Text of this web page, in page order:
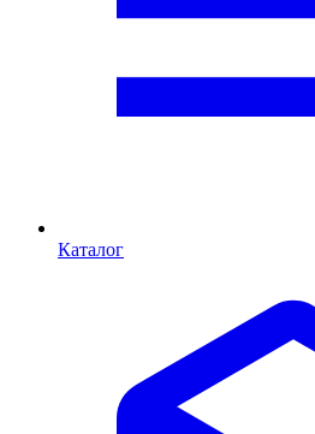
Каталог